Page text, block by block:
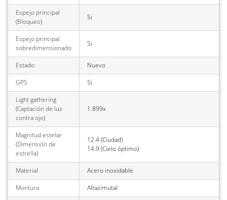
Espejo principal
(Bloqueo)
Si
Espejo principal
sobredimensionado
Si
Estado
Nuevo
GPS
Si
Light gathering
(Captación de luz
contra ojo)
1.899x
Magnitud estelar
(Dimensión de
estrella)
12.4 (Ciudad)
14.9 (Cielo óptimo)
Material
Acero inoxidable
Montura
Altazimutal